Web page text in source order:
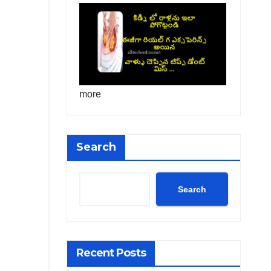
more
Search
Search
Recent Posts